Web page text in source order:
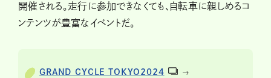
開催される。走行に参加できなくても、自転車に親しめるコ
ンテンツが豊富なイベントだ。
GRAND CYCLE TOKYO2024